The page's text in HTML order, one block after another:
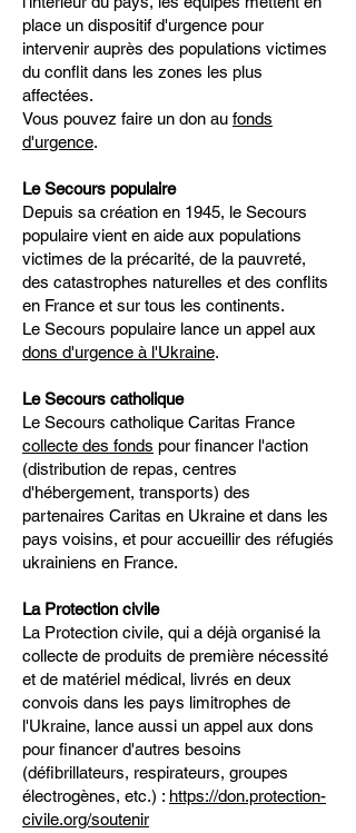
place un dispositif d'urgence pour
intervenir auprès des populations victimes
du conflit dans les zones les plus
affectées.
Vous pouvez faire un don au fonds
d'urgence.
Le Secours populaire
Depuis sa création en 1945, le Secours
populaire vient en aide aux populations
victimes de la précarité, de la pauvreté,
des catastrophes naturelles et des conflits
en France et sur tous les continents.
Le Secours populaire lance un appel aux
dons d'urgence à l'Ukraine.
Le Secours catholique
Le Secours catholique Caritas France
collecte des fonds pour financer l'action
(distribution de repas, centres
d'hébergement, transports) des
partenaires Caritas en Ukraine et dans les
pays voisins, et pour accueillir des réfugiés
ukrainiens en France.
La Protection civile
La Protection civile, qui a déjà organisé la
collecte de produits de première nécessité
et de matériel médical, livrés en deux
convois dans les pays limitrophes de
l'Ukraine, lance aussi un appel aux dons
pour financer d'autres besoins
(défibrillateurs, respirateurs, groupes
électrogènes, etc.) : https://don.protection-
civile.org/soutenir